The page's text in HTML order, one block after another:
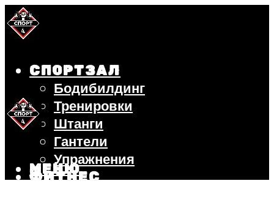
СПОРТЗАЛ
Бодибилдинг
Тренировки
Штанги
Гантели
Упражнения
ФИТНЕС
МЕНЮ